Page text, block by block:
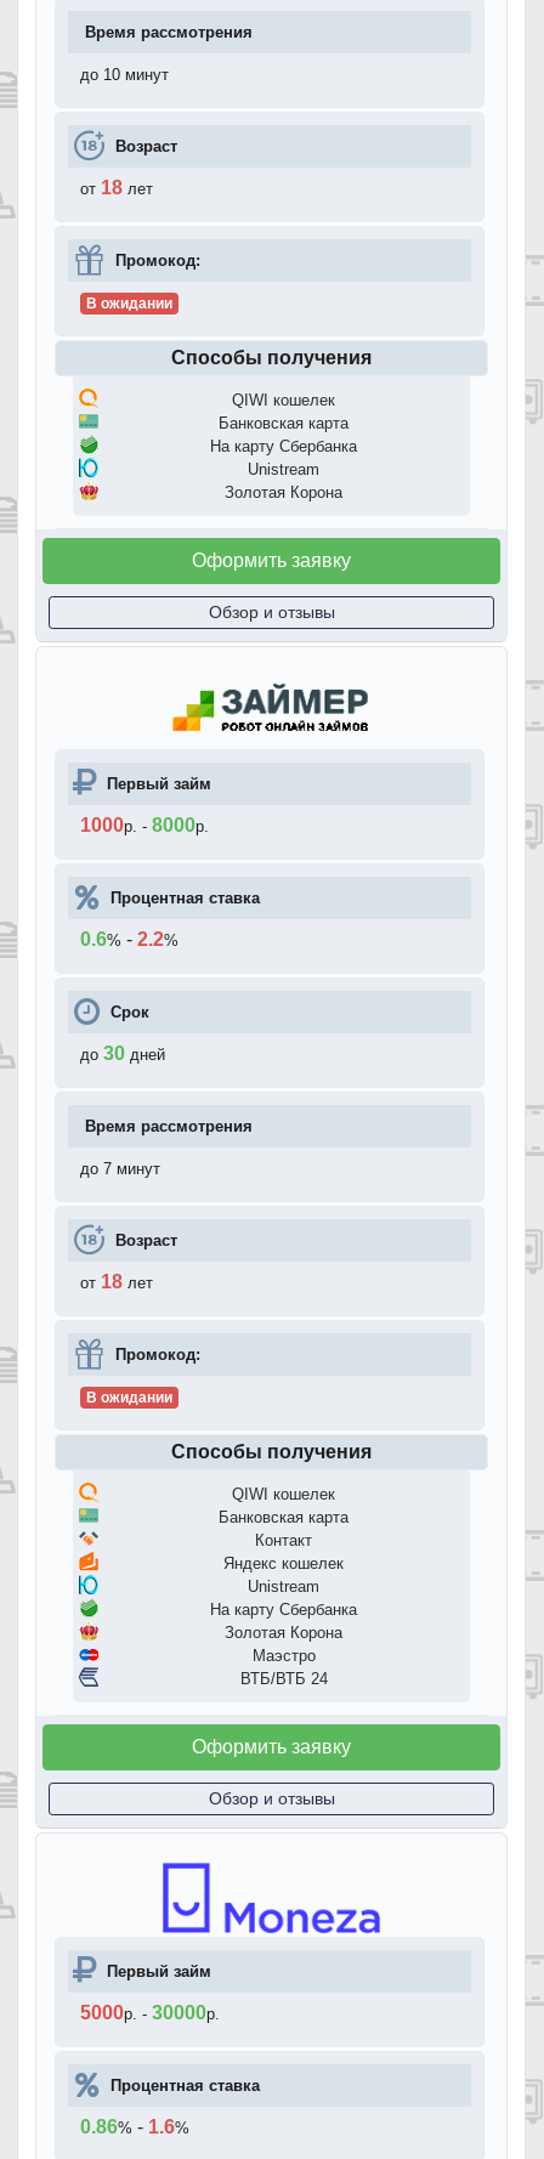
Время рассмотрения
до 10 минут
Возраст
от 18 лет
Промокод:
В ожидании
Способы получения
QIWI кошелек
Банковская карта
На карту Сбербанка
Unistream
Золотая Корона
Оформить заявку
Обзор и отзывы
Первый займ
1000р. - 8000р.
Процентная ставка
0.6% - 2.2%
Срок
до 30 дней
Время рассмотрения
до 7 минут
Возраст
от 18 лет
Промокод:
В ожидании
Способы получения
QIWI кошелек
Банковская карта
Контакт
Яндекс кошелек
Unistream
На карту Сбербанка
Золотая Корона
Маэстро
ВТБ/ВТБ 24
Оформить заявку
Обзор и отзывы
Первый займ
5000р. - 30000р.
Процентная ставка
0.86% - 1.6%